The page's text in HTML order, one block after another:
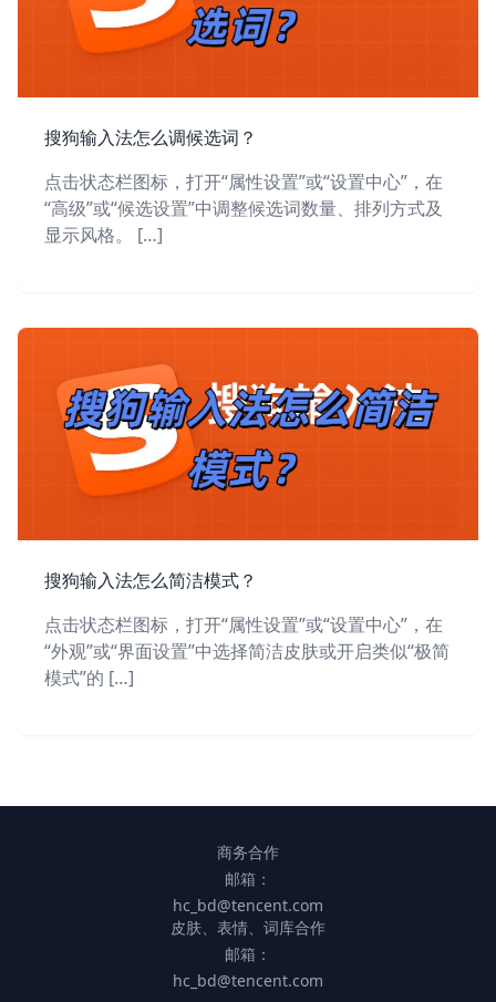
搜狗输入法怎么调候选词？
点击状态栏图标，打开“属性设置”或“设置中心”，在
“高级”或“候选设置”中调整候选词数量、排列方式及
显示风格。 […]
搜狗输入法怎么简洁模式？
点击状态栏图标，打开“属性设置”或“设置中心”，在
“外观”或“界面设置”中选择简洁皮肤或开启类似“极简
模式”的 […]
商务合作
邮箱：
hc_bd@tencent.com
皮肤、表情、词库合作
邮箱：
hc_bd@tencent.com